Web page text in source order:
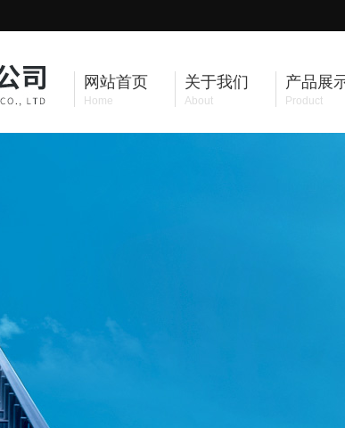
网站首页
Home
关于我们
About
产品展
Product